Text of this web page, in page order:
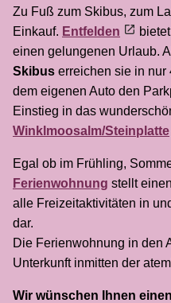
Zu Fuß zum Skibus, zum
Einkauf. Entfelden
einen gelungenen Urlaub.
Skibus erreichen sie in nur
dem eigenen Auto den
Einstieg in das
Winklmoosalm/Steinplatte
Egal ob im Frühling,
Ferienwohnung stellt
alle Freizeitaktivitäten in
dar.
Die Ferienwohnung in den
Unterkunft inmitten der
Wir wünschen Ihnen